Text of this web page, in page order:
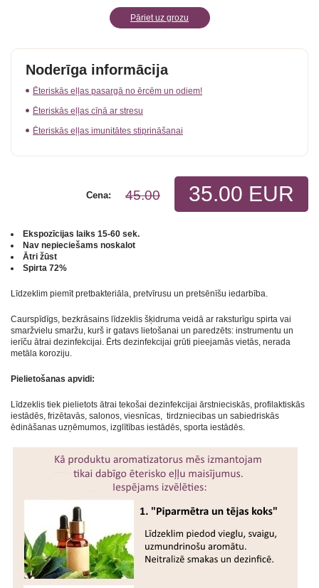
Pāriet uz grozu
Noderīga informācija
Ēteriskās eļļas pasargā no ērcēm un odiem!
Ēteriskās eļļas cīņā ar stresu
Ēteriskās eļļas imunitātes stiprināšanai
35.00 EUR
45.00
Cena:
Ekspozīcijas laiks 15-60 sek.
Nav nepieciešams noskalot
Ātri žūst
Spirta 72%
Līdzeklim piemīt pretbakteriāla, pretvīrusu un pretsēnīšu iedarbība.
Caurspīdīgs, bezkrāsains līdzeklis šķidruma veidā ar raksturīgu spirta vai
smaržvielu smaržu, kurš ir gatavs lietošanai un paredzēts: instrumentu un
ierīču ātrai dezinfekcijai. Ērts dezinfekcijai grūti pieejamās vietās, nerada
metāla koroziju.
Pielietošanas apvidi:
Līdzeklis tiek pielietots ātrai tekošai dezinfekcijai ārstnieciskās, profilaktiskās
iestādēs, frizētavās, salonos, viesnīcas, tirdzniecibas un sabiedriskās
ēdināšanas uzņēmumos, izglītības iestādēs, sporta iestādēs.